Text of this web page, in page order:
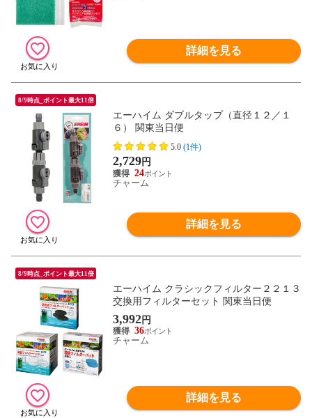
詳細を見る
8/9時点_ポイント最大11倍
エーハイム ダブルタップ（直径１２／１
６） 関東当日便
5.0 (1件)
2,729円
24
チャーム
詳細を見る
8/9時点_ポイント最大11倍
エーハイム クラシックフィルター２２１３
交換用フィルターセット 関東当日便
3,992円
36
チャーム
詳細を見る